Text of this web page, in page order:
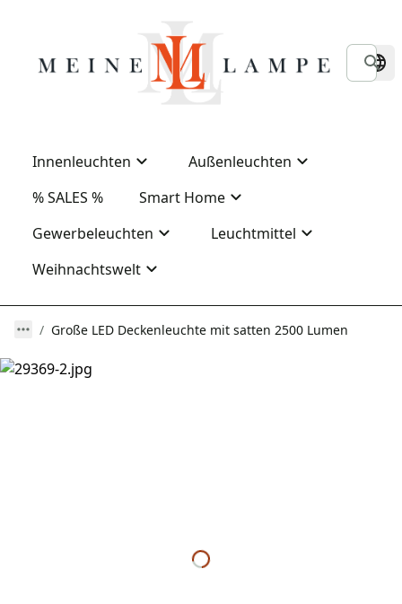
Innenleuchten
Außenleuchten
% SALES %
Smart Home
Gewerbeleuchten
Leuchtmittel
Weihnachtswelt
Große LED Deckenleuchte mit satten 2500 Lumen